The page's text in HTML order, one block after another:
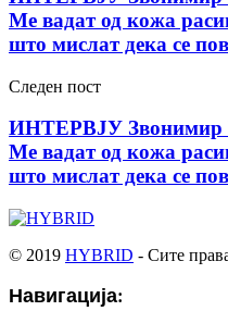
Ме вадат од кожа
што мислат дека се
Следен пост
ИНТЕРВЈУ Звонимир
Ме вадат од кожа
што мислат дека се
© 2019 HYBRID - Сите
Навигација: